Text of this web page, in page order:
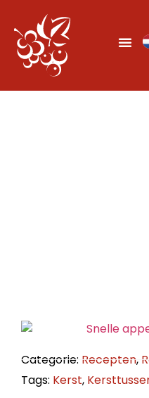
Categorie: Recepten,
Tags: Kerst,